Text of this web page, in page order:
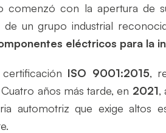
comenzó con la apertura de
un grupo industrial
eléctricos para la
ISO 9001:2015,
Cuatro años más tarde, en 2021,
automotriz que exige altos